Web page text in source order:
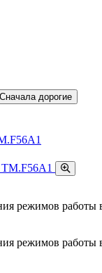
Сначала дорогие
режимов работы
режимов работы